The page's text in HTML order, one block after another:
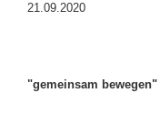
21.09.2020
"gemeinsam bewegen"